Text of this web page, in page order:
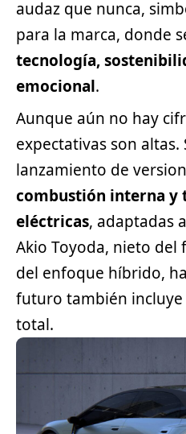
audaz que nunca,
para la marca, donde
tecnología,
emocional.
Aunque aún no hay
expectativas son altas.
lanzamiento de
combustión interna y
eléctricas, adaptadas
Akio Toyoda, nieto
del enfoque híbrido,
futuro también incluye
total.